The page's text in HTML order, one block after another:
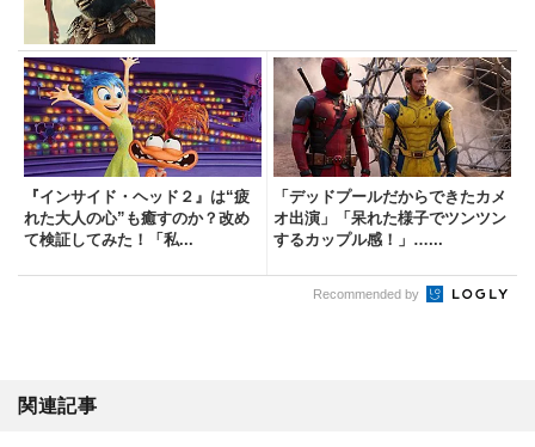
『インサイド・ヘッド２』は“疲
れた大人の心”も癒すのか？改め
て検証してみた！「私...
「デッドプールだからできたカメ
オ出演」「呆れた様子でツンツン
するカップル感！」…...
Recommended by
関連記事